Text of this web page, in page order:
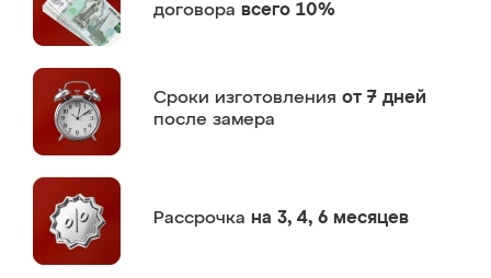
договора всего 10%
Сроки изготовления от 7 дней
после замера
Рассрочка на 3, 4, 6 месяцев